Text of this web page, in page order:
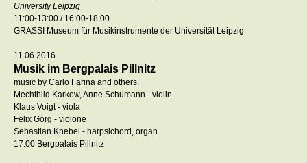
University Leipzig
11:00-13:00 / 16:00-18:00
GRASSI Museum für Musikinstrumente der Universität Leipzig
11.06.2016
Musik im Bergpalais Pillnitz
music by Carlo Farina and others.
Mechthild Karkow, Anne Schumann - violin
Klaus Voigt - viola
Felix Görg - violone
Sebastian Knebel - harpsichord, organ
17:00 Bergpalais Pillnitz